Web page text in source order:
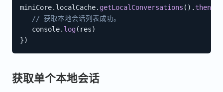
miniCore. localCache. getLocalConversations ( ) . then
// 获取本地会话列表成功。
   console
. log( res)
})
获取单个本地会话